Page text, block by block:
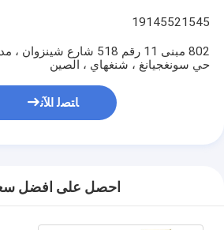
19145521545
802 مبنى 11 رقم 518 شارع
حي سونغجيانغ ، شنغهاي ، الصين
ﺎﺘﺼﻟ ﺍﻶﻧ
احصل على افضل